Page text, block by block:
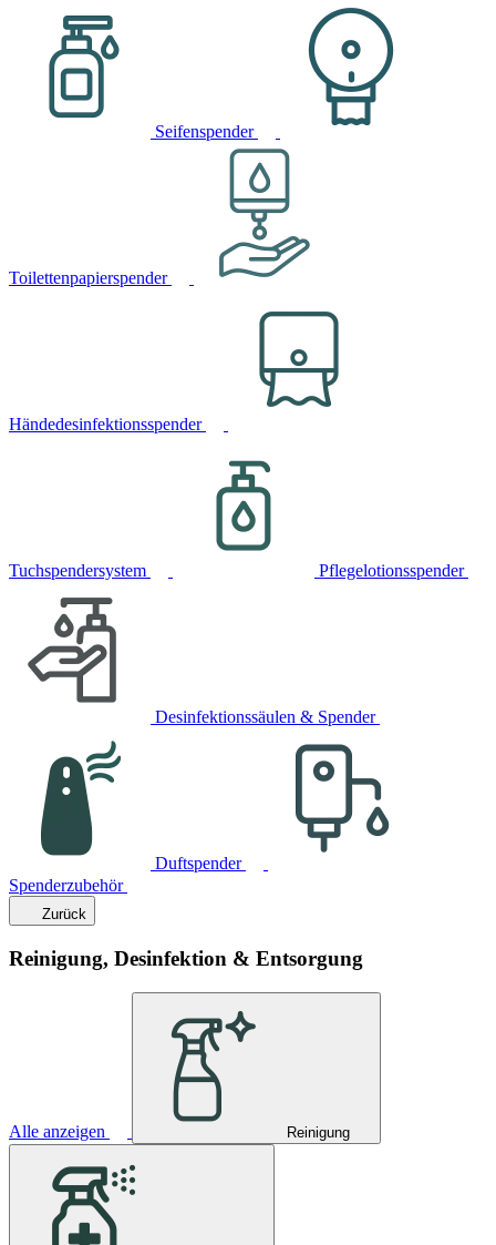
Seifenspender
Toilettenpapierspender
Händedesinfektionsspender
Tuchspendersystem Pflegelotionsspender
Desinfektionssäulen & Spender
Duftspender
Spenderzubehör
Zurück
Reinigung, Desinfektion & Entsorgung
Alle anzeigen Reinigung